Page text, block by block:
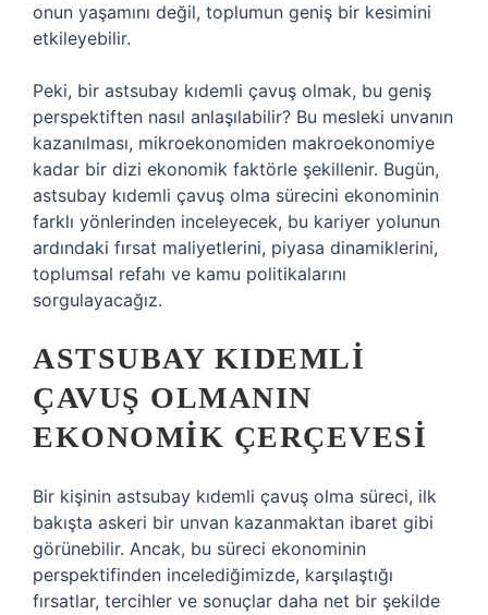
onun yaşamını değil, toplumun geniş bir kesimini
etkileyebilir.
Peki, bir astsubay kıdemli çavuş olmak, bu geniş
perspektiften nasıl anlaşılabilir? Bu mesleki unvanın
kazanılması, mikroekonomiden makroekonomiye
kadar bir dizi ekonomik faktörle şekillenir. Bugün,
astsubay kıdemli çavuş olma sürecini ekonominin
farklı yönlerinden inceleyecek, bu kariyer yolunun
ardındaki fırsat maliyetlerini, piyasa dinamiklerini,
toplumsal refahı ve kamu politikalarını
sorgulayacağız.
ASTSUBAY KIDEMLI
ÇAVUŞ OLMANIN
EKONOMIK ÇERÇEVESI
Bir kişinin astsubay kıdemli çavuş olma süreci, ilk
bakışta askeri bir unvan kazanmaktan ibaret gibi
görünebilir. Ancak, bu süreci ekonominin
perspektifinden incelediğimizde, karşılaştığı
fırsatlar, tercihler ve sonuçlar daha net bir şekilde